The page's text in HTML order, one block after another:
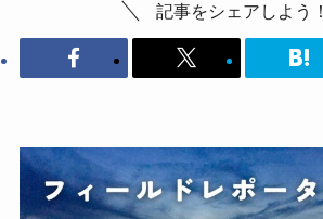
記事をシェアしよう！